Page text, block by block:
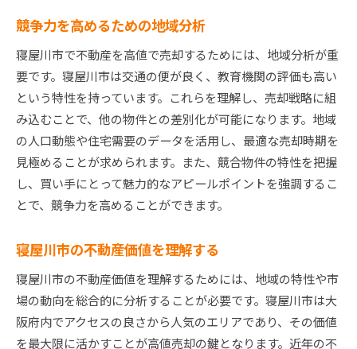
地域特性の強みと弱みを解析
物件の魅力を最大限に引き出す工夫
地域特性と買い手ニーズの一致
効率的なオープンハウスの開催
地域の将来性をアピールする方法
売却ゴールに向けたロードマップ作成
競争力を高めるための地域分析
寝屋川市で不動産を高値で売却するためには、地域分析が重
要です。寝屋川市は交通の便が良く、教育機関の評価も高い
という特性を持っています。これらを理解し、売却戦略に組
み込むことで、他の物件との差別化が可能になります。地域
の人口動態や住宅需要のデータを活用し、最適な売却時期を
見極めることが求められます。また、競合物件の特性を把握
し、買い手にとって魅力的なアピールポイントを強調するこ
とで、競争力を高めることができます。
寝屋川市の不動産価値を理解する
寝屋川市の不動産価値を理解するためには、地域の特性や市
場の動向を総合的に分析することが必要です。寝屋川市は大
阪府内でアクセスの良さから人気のエリアであり、その価値
を最大限に活かすことが高値売却の鍵となります。近年の不